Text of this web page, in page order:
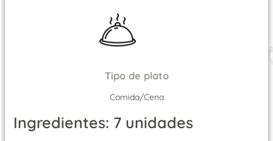
Tipo de plato
Comida/Cena
Ingredientes: 7 unidades